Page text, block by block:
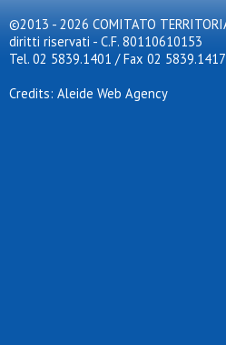
©2013 - 2026 COMITATO
diritti riservati - C.F. 80110610153
Tel. 02 5839.1401 / Fax 02 5839.1417
Credits: Aleide Web Agency